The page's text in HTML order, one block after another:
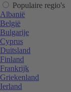
Populaire regio's
Albanië
België
Bulgarije
Cyprus
Duitsland
Finland
Frankrijk
Griekenland
Ierland